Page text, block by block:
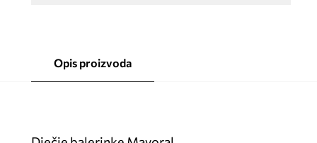
Opis proizvoda